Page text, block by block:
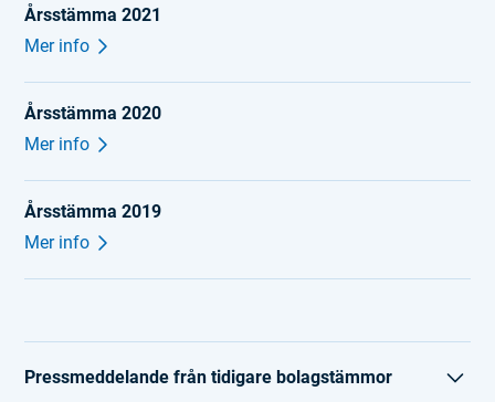
Årsstämma 2021
Mer info
Årsstämma 2020
Mer info
Årsstämma 2019
Mer info
Pressmeddelande från tidigare bolagstämmor